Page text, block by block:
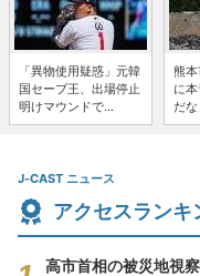
「異物使用疑惑」元韓
国セーブ王、出場停止
明けマウンドで...
熊
に
だ
J-CAST ニュース
アクセスランキ
高市首相の被災地視